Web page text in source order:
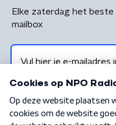
Elke zaterdag het beste
mailbox